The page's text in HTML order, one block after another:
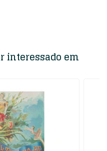
interessado em